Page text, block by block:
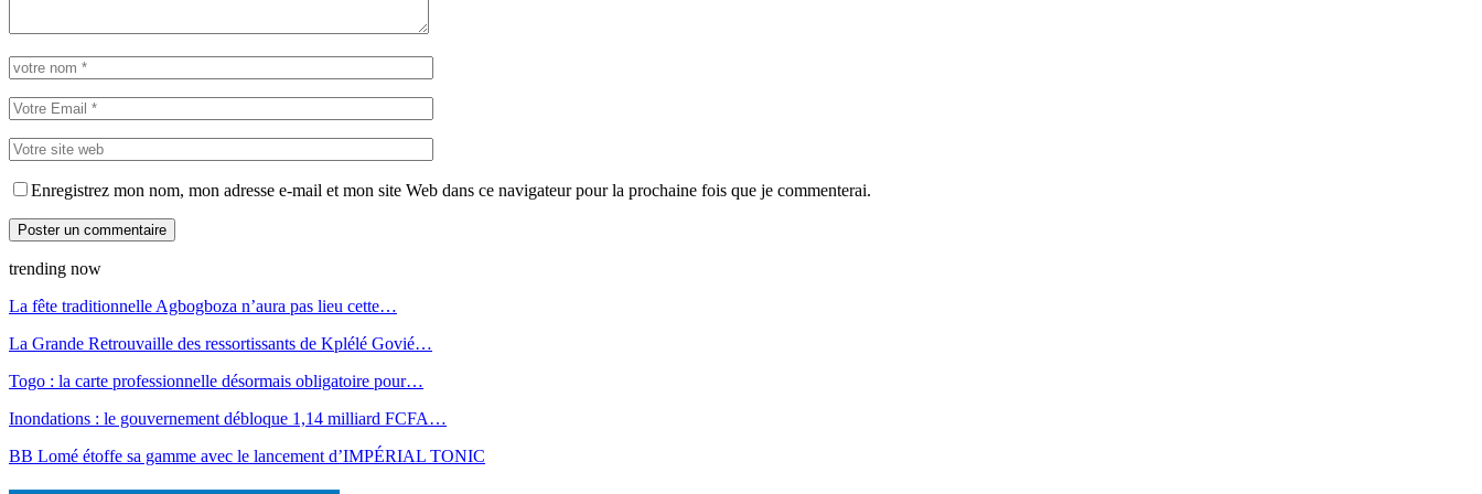
Enregistrez mon nom, mon adresse e-mail et mon site Web dans ce navigateur pour la prochaine fois que je commenterai.
trending now
La fête traditionnelle Agbogboza n’aura pas lieu cette…
La Grande Retrouvaille des ressortissants de Kplélé Govié…
Togo : la carte professionnelle désormais obligatoire pour…
Inondations : le gouvernement débloque 1,14 milliard FCFA…
BB Lomé étoffe sa gamme avec le lancement d’IMPÉRIAL TONIC